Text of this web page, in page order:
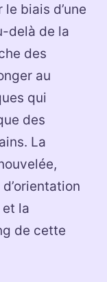
biais d’une
delà de la
des
au
qui
des
La
la
de cette